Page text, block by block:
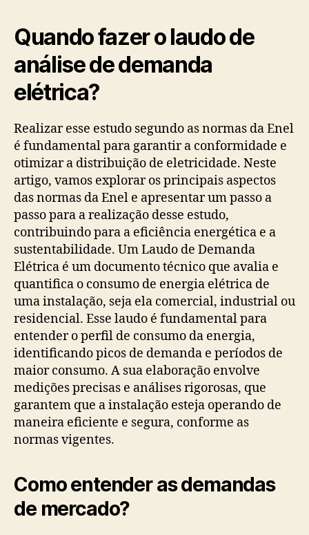
Quando fazer o laudo de
análise de demanda
elétrica?
Realizar esse estudo segundo as normas da Enel
é fundamental para garantir a conformidade e
otimizar a distribuição de eletricidade. Neste
artigo, vamos explorar os principais aspectos
das normas da Enel e apresentar um passo a
passo para a realização desse estudo,
contribuindo para a eficiência energética e a
sustentabilidade. Um Laudo de Demanda
Elétrica é um documento técnico que avalia e
quantifica o consumo de energia elétrica de
uma instalação, seja ela comercial, industrial ou
residencial. Esse laudo é fundamental para
entender o perfil de consumo da energia,
identificando picos de demanda e períodos de
maior consumo. A sua elaboração envolve
medições precisas e análises rigorosas, que
garantem que a instalação esteja operando de
maneira eficiente e segura, conforme as
normas vigentes.
Como entender as demandas
de mercado​?